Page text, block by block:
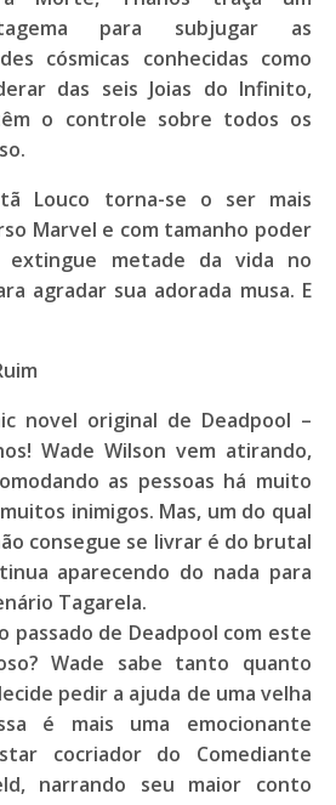
para subjugar as
cósmicas conhecidas como
das seis Joias do Infinito,
o controle sobre todos os
Louco torna-se o ser mais
Marvel e com tamanho poder
extingue metade da vida no
agradar sua adorada musa. E
novel original de Deadpool –
Wade Wilson vem atirando,
as pessoas há muito
inimigos. Mas, um do qual
consegue se livrar é do brutal
aparecendo do nada para
Tagarela.
passado de Deadpool com este
Wade sabe tanto quanto
pedir a ajuda de uma velha
é mais uma emocionante
cocriador do Comediante
narrando seu maior conto